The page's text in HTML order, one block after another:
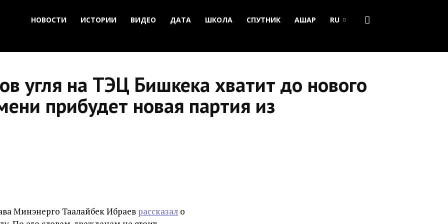
НОВОСТИ ИСТОРИИ ВИДЕО ДАТА ШКОЛА СПУТНИК АШАР RU
угля на ТЭЦ Бишкека хватит до нового
прибудет новая партия из
Минэнерго Таалайбек Ибраев рассказал о